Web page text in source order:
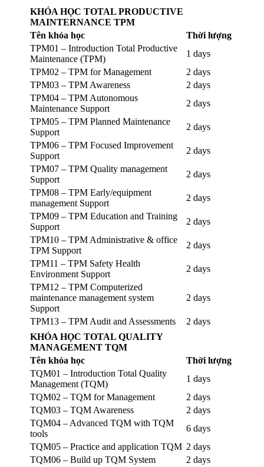
KHÓA HỌC TOTAL PRODUCTIVE
MAINTERNANCE TPM
Tên khóa học
Thời lượng
TPM01 – Introduction Total Productive
Maintenance (TPM)
1 days
TPM02 – TPM for Management
2 days
TPM03 – TPM Awareness
2 days
TPM04 – TPM Autonomous
Maintenance Support
2 days
TPM05 – TPM Planned Maintenance
Support
2 days
TPM06 – TPM Focused Improvement
Support
2 days
TPM07 – TPM Quality management
Support
2 days
TPM08 – TPM Early/equipment
management Support
2 days
TPM09 – TPM Education and Training
Support
2 days
TPM10 – TPM Administrative & office
TPM Support
2 days
TPM11 – TPM Safety Health
Environment Support
2 days
TPM12 – TPM Computerized
maintenance management system
Support
2 days
TPM13 – TPM Audit and Assessments
2 days
KHÓA HỌC TOTAL QUALITY
MANAGEMENT TQM
Tên khóa học
Thời lượng
TQM01 – Introduction Total Quality
Management (TQM)
1 days
TQM02 – TQM for Management
2 days
TQM03 – TQM Awareness
2 days
TQM04 – Advanced TQM with TQM
tools
6 days
TQM05 – Practice and application TQM 2 days
TQM06 – Build up TQM System
2 days